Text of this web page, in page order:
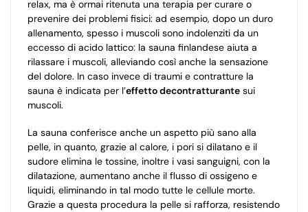
relax, ma è ormai ritenuta una terapia per curare o
prevenire dei problemi fisici: ad esempio, dopo un duro
allenamento, spesso i muscoli sono indolenziti da un
eccesso di acido lattico: la sauna finlandese aiuta a
rilassare i muscoli, alleviando così anche la sensazione
del dolore. In caso invece di traumi e contratture la
sauna è indicata per l’effetto decontratturante sui
muscoli.
La sauna conferisce anche un aspetto più sano alla
pelle, in quanto, grazie al calore, i pori si dilatano e il
sudore elimina le tossine, inoltre i vasi sanguigni, con la
dilatazione, aumentano anche il flusso di ossigeno e
liquidi, eliminando in tal modo tutte le cellule morte.
Grazie a questa procedura la pelle si rafforza, resistendo